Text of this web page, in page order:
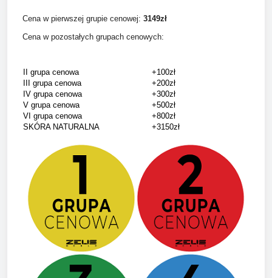
Cena w pierwszej grupie cenowej: 3149zł
Cena w pozostałych grupach cenowych:
II grupa cenowa
+100zł
III grupa cenowa
+200zł
IV grupa cenowa
+300zł
V grupa cenowa
+500zł
VI grupa cenowa
+800zł
SKÓRA NATURALNA
+3150zł